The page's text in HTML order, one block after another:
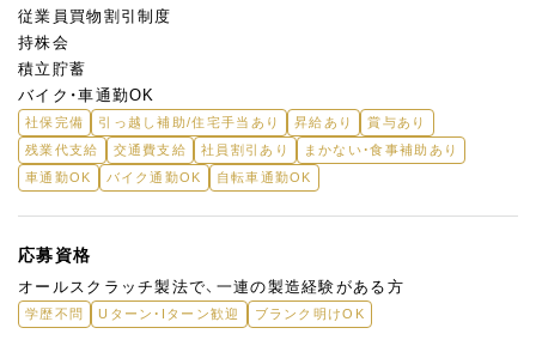
従業員買物割引制度
持株会
積立貯蓄
バイク・車通勤OK
社保完備 引っ越し補助/住宅手当あり 昇給あり
賞与あり
残業代支給
交通費支給 社員割引あり
まかない・食事補助あり
車通勤OK
バイク通勤OK 自転車通勤OK
応募資格
オールスクラッチ製法で、一連の製造経験がある方
学歴不問 Uターン・Iターン歓迎 ブランク明けOK